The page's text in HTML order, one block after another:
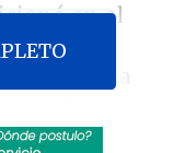
en el
las
entrevista
y